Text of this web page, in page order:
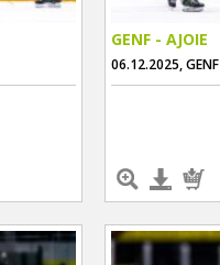
GENF - AJOIE
06.12.2025, GENF